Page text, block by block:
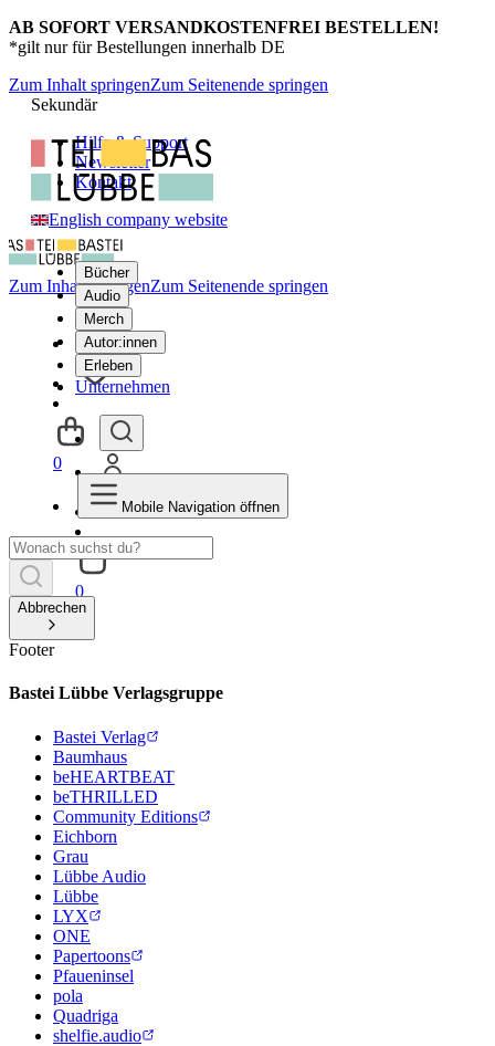
AB SOFORT VERSANDKOSTENFREI BESTELLEN!
*gilt nur für Bestellungen innerhalb DE
Zum Inhalt springenZum Seitenende springen
Sekundär
Hilfe & Support
Newsletter
Kontakt
English company website
Bücher
Audio
Merch
Autor:innen
Erleben
Unternehmen
0
Zum Inhalt springenZum Seitenende springen
0
Mobile Navigation öffnen
Abbrechen
Footer
Bastei Lübbe Verlagsgruppe
Bastei Verlag
Baumhaus
beHEARTBEAT
beTHRILLED
Community Editions
Eichborn
Grau
Lübbe Audio
Lübbe
LYX
ONE
Papertoons
Pfaueninsel
pola
Quadriga
shelfie.audio